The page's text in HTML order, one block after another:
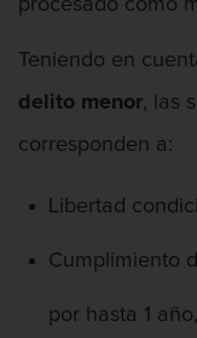
DUI
Fraude
procesado como
Teniendo en
delito menor, las
corresponden a:
Libertad
Cumplimiento
por hasta 1